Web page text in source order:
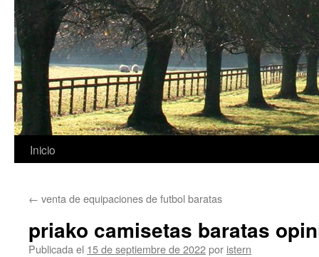
Saltar
contenido
Inicio
← venta de equipaciones de futbol baratas
priako camisetas baratas
Publicada el 15 de septiembre de 2022por istern